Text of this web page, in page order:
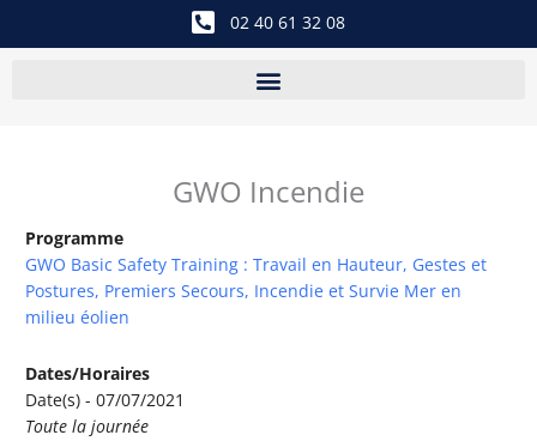
02 40 61 32 08
GWO Incendie
Programme
GWO Basic Safety Training : Travail en Hauteur, Gestes et
Postures, Premiers Secours, Incendie et Survie Mer en
milieu éolien
Dates/Horaires
Date(s) - 07/07/2021
Toute la journée